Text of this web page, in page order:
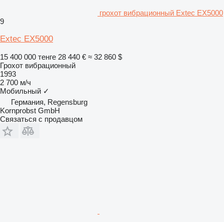
грохот вибрационный Extec EX5000
9
Extec EX5000
15 400 000 тенге 28 440 € ≈ 32 860 $
Грохот вибрационный
1993
2 700 м/ч
Мобильный ✓
Германия, Regensburg
Kornprobst GmbH
Связаться с продавцом